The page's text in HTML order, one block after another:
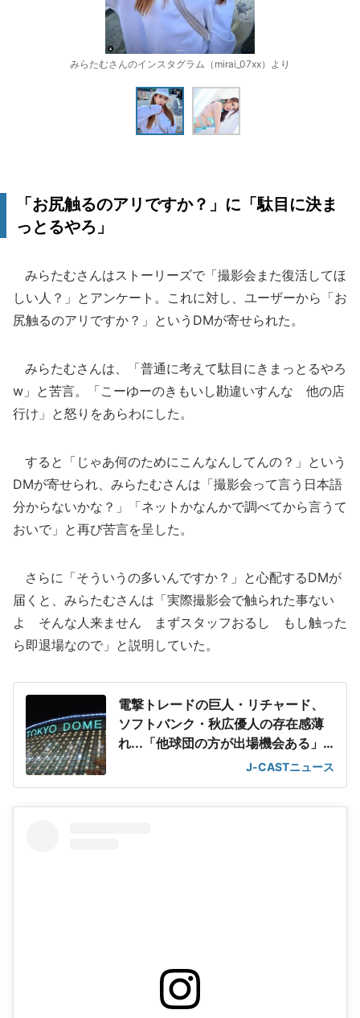
みらたむさんのインスタグラム（mirai_07xx）より
「お尻触るのアリですか？」に「駄目に決ま
っとるやろ」
みらたむさんはストーリーズで「撮影会また復活してほ
しい人？」とアンケート。これに対し、ユーザーから「お
尻触るのアリですか？」というDMが寄せられた。
みらたむさんは、「普通に考えて駄目にきまっとるやろ
w」と苦言。「こーゆーのきもいし勘違いすんな 他の店
行け」と怒りをあらわにした。
すると「じゃあ何のためにこんなんしてんの？」という
DMが寄せられ、みらたむさんは「撮影会って言う日本語
分からないかな？」「ネットかなんかで調べてから言うて
おいで」と再び苦言を呈した。
さらに「そういうの多いんですか？」と心配するDMが
届くと、みらたむさんは「実際撮影会で触られた事ない
よ そんな人来ません まずスタッフおるし もし触った
ら即退場なので」と説明していた。
電撃トレードの巨人・リチャード、
ソフトバンク・秋広優人の存在感薄
れ...「他球団の方が出場機会ある」
J-CASTニュース